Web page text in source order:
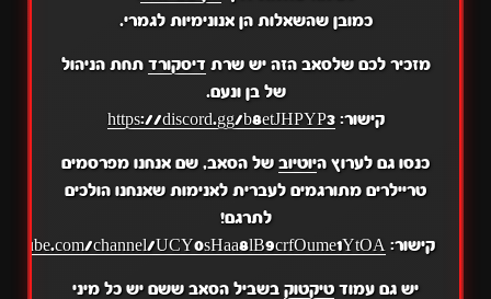
כמובן שהשאלות הן אנונימיות לגמרי.
מזכיר לכם שלסאב הזה יש שרת דיסקורד תחת הניהול
של בן ונעם.
קישור:https://discord.gg/b8etJHPYP3
כנסו גם לערוץ היוטיובשל הסאב, שם אנחנו מפרסמים
טריילרים מתורגמים לעברית לאנימות שאנחנו הולכים
לתרגם!
קישור: channel/UCY0sHaa8lB9crfOume1YtOA
יש גם עמודטיקטוק בשביל הסאב ששם יש כל מיני